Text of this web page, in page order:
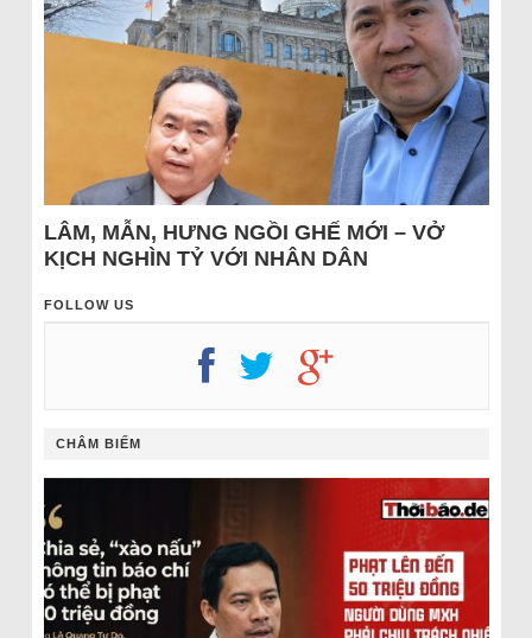
LÂM, MẪN, HƯNG NGỒI GHẾ MỚI – VỞ
KỊCH NGHÌN TỶ VỚI NHÂN DÂN
FOLLOW US
CHÂM BIẾM